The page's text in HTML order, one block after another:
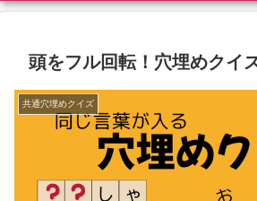
頭をフル回転！穴埋めクイ
共通穴埋めクイズ